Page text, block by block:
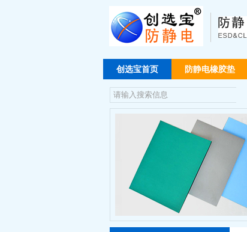
创选宝首页 防静电橡胶垫